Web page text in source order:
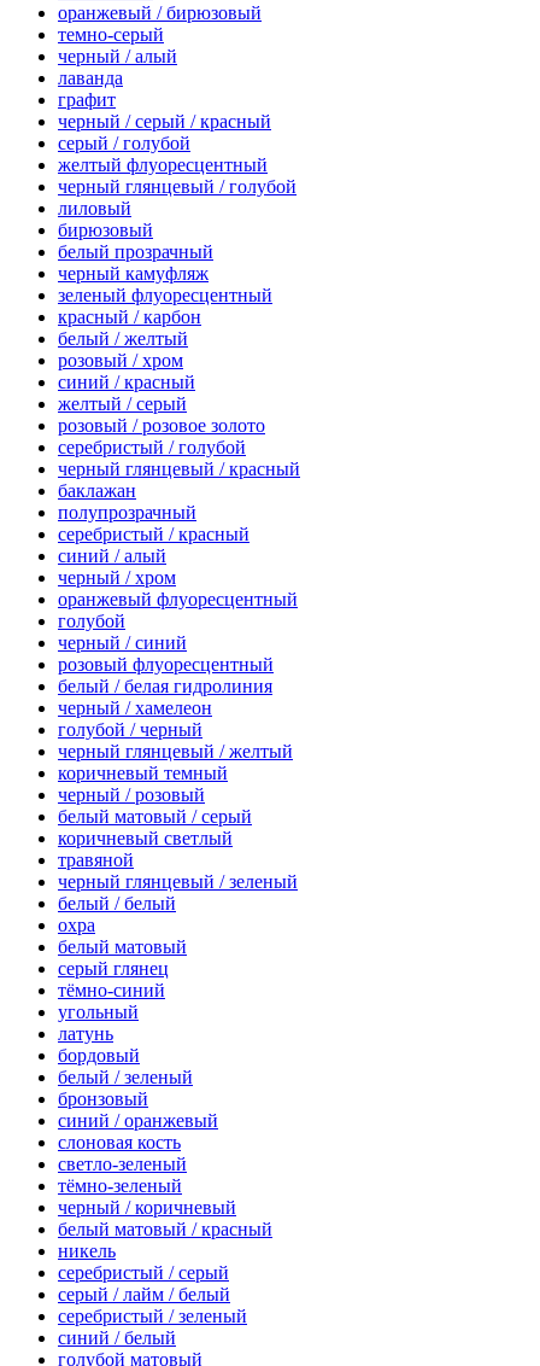
оранжевый / бирюзовый
темно-серый
черный / алый
лаванда
графит
черный / серый / красный
серый / голубой
желтый флуоресцентный
черный глянцевый / голубой
лиловый
бирюзовый
белый прозрачный
черный камуфляж
зеленый флуоресцентный
красный / карбон
белый / желтый
розовый / хром
синий / красный
желтый / серый
розовый / розовое золото
серебристый / голубой
черный глянцевый / красный
баклажан
полупрозрачный
серебристый / красный
синий / алый
черный / хром
оранжевый флуоресцентный
голубой
черный / синий
розовый флуоресцентный
белый / белая гидролиния
черный / хамелеон
голубой / черный
черный глянцевый / желтый
коричневый темный
черный / розовый
белый матовый / серый
коричневый светлый
травяной
черный глянцевый / зеленый
белый / белый
охра
белый матовый
серый глянец
тёмно-синий
угольный
латунь
бордовый
белый / зеленый
бронзовый
синий / оранжевый
слоновая кость
светло-зеленый
тёмно-зеленый
черный / коричневый
белый матовый / красный
никель
серебристый / серый
серый / лайм / белый
серебристый / зеленый
синий / белый
голубой матовый